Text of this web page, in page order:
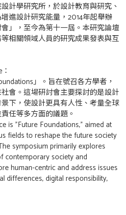
計學研究所，於設計教育與研究、
進設計研究能量，2014年起舉辦
會」，至今為第十一屆。本研究論壇
相關領域人員的研究成果發表與互
」。旨在號召各方學者，
會。這場研討會主要探討的是設計
下，使設計更具有人性、考量全球
任等多方面的議題。
is "Future Foundations," aimed at
fields to reshape the future society
symposium primarily explores
contemporary society and
human-centric and address issues
differences, digital responsibility,